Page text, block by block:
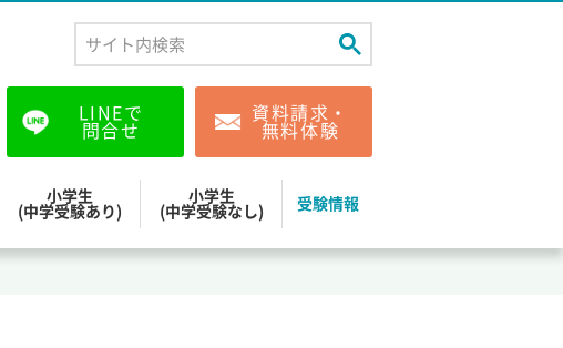
LINEで
問合せ
資料請求・
無料体験
小学生
(中学受験あり)
小学生
(中学受験なし)
受験情報